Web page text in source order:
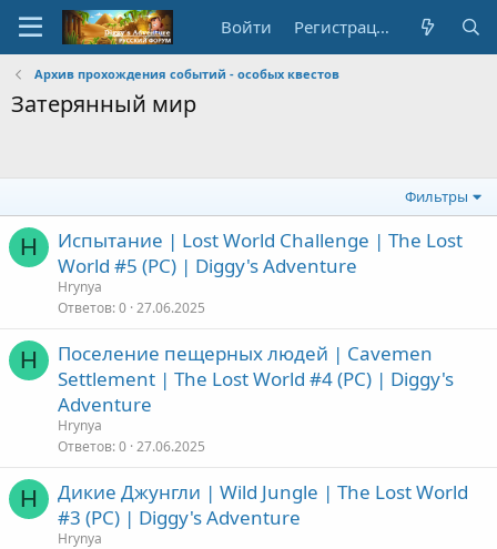
Войти Регистрация
Архив прохождения событий - особых квестов
Затерянный мир
Фильтры
H
Испытание | Lost World Challenge | The Lost
World #5 (PC) | Diggy's Adventure
Hrynya
Ответов 0 27.06.2025
H
Поселение пещерных людей | Cavemen
Settlement | The Lost World #4 (PC) | Diggy's
Adventure
Hrynya
Ответов 0 27.06.2025
H
Дикие Джунгли | Wild Jungle | The Lost World
#3 (PC) | Diggy's Adventure
Hrynya